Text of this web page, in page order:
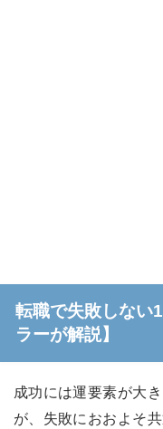
転職で失敗しない
ラーが解説】
成功には運要素が大
が、失敗におおよそ